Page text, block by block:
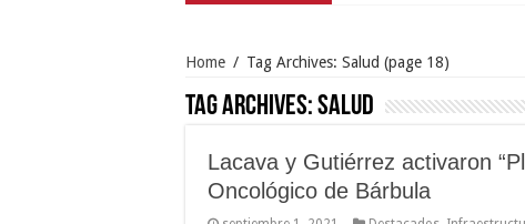
Home / Tag Archives: Salud (page 18)
Tag Archives:Salud
Lacava y Gutiérrez activaron
Oncológico de Bárbula